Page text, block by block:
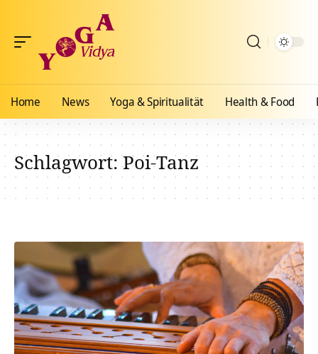
Home News Yoga & Spiritualität Health & Food
Schlagwort:Poi-Tanz